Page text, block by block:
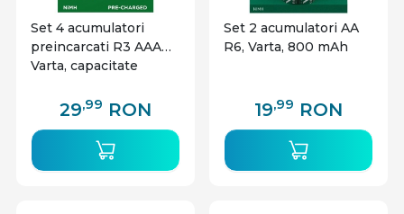
Set 4 acumulatori
preincarcati R3 AAA
Varta, capacitate
29,99 RON
Set 2 acumulatori AA
R6, Varta, 800 mAh
19,99 RON